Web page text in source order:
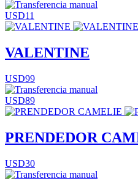
USD11
VALENTINE
USD99
USD89
PRENDEDOR
USD30